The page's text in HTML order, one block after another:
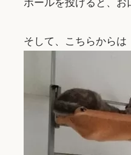
ボールを投げると、お
そして、こちらからは